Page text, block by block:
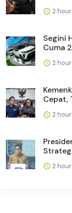
2
Segini
Cuma
2
Cepat,
2
2